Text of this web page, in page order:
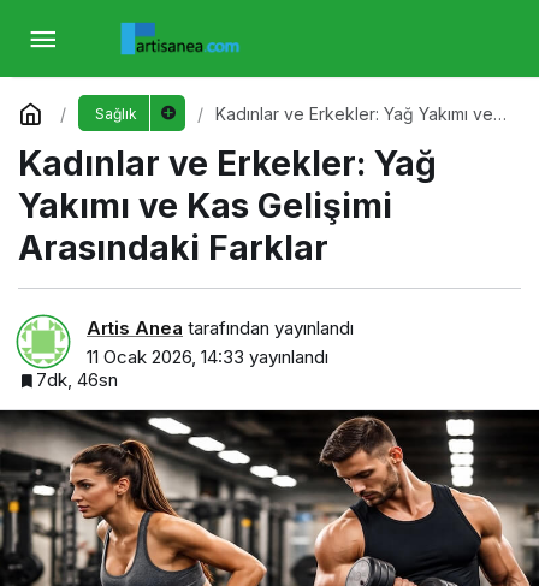
Sağlık
Kadınlar ve Erkekler: Yağ Yakımı ve
Kadınlar ve Erkekler: Yağ
Yakımı ve Kas Gelişimi
Arasındaki Farklar
Artis Anea tarafından yayınlandı
11 Ocak 2026, 14:33 yayınlandı
7dk, 46sn
Kadınlar ve Erkekler: Yağ Yakımı ve Kas
Gelişimi Arasındaki Farklar
Yorum Yap